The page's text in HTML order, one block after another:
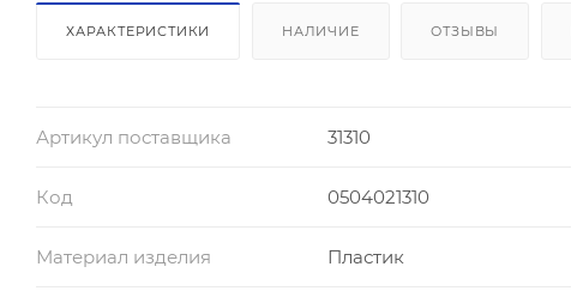
ХАРАКТЕРИСТИКИ НАЛИЧИЕ ОТЗЫВЫ
Артикул поставщика 31310
Код 0504021310
Материал изделия Пластик